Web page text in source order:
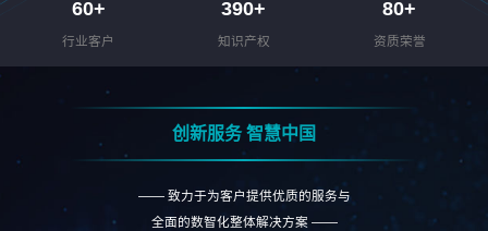
60+
行业客户
390+
知识产权
80+
资质荣誉
创新服务 智慧中国
—— 致力于为客户提供优质的服务与
全面的数智化整体解决方案 ——